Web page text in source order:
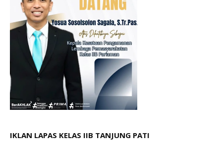
IKLAN LAPAS KELAS IIB TANJUNG PATI